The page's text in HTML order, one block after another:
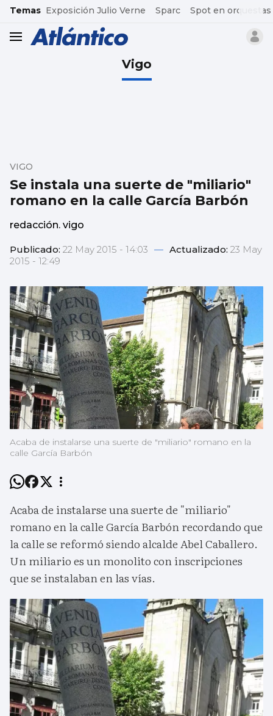
common.go-to-content
Temas Exposición Julio Verne Sparc Spot en orquestas
header.menu.open
Vigo
Se instala una suerte de "miliario"
romano en la calle García Barbón
VIGO
redacción. vigo
Publicado: 22 May 2015 - 14:03 — Actualizado: 23 May
2015 - 12:49
Acaba de instalarse una suerte de "miliario" romano en la
calle García Barbón
Acaba de instalarse una suerte de "miliario"
romano en la calle García Barbón recordando que
la calle se reformó siendo alcalde Abel Caballero.
Un miliario es un monolito con inscripciones
que se instalaban en las vías.